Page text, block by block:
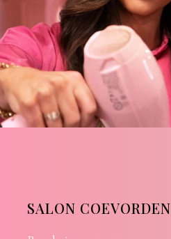
SALON COEVORDEN